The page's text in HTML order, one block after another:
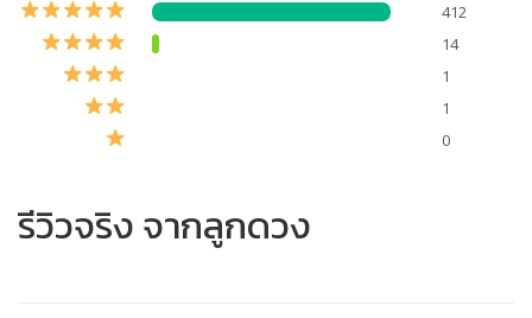
412
14
1
1
0
รีวิวจริง จากลูกดวง